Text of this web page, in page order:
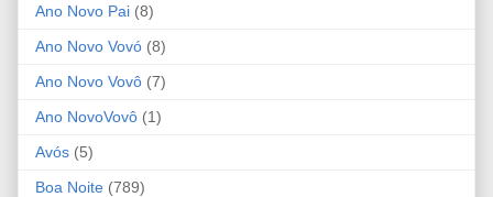
Ano Novo Pai (8)
Ano Novo Vovó (8)
Ano Novo Vovô (7)
Ano NovoVovô (1)
Avós (5)
Boa Noite (789)